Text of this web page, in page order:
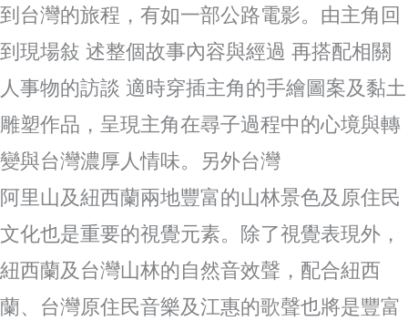
到台灣的旅程，有如一部公路電影。由主角回
到現場敍 述整個故事內容與經過 再搭配相關
人事物的訪談 適時穿插主角的手繪圖案及黏土
雕塑作品，呈現主角在尋子過程中的心境與轉
變與台灣濃厚人情味。另外台灣
阿里山及紐西蘭兩地豐富的山林景色及原住民
文化也是重要的視覺元素。除了視覺表現外，
紐西蘭及台灣山林的自然音效聲，配合紐西
蘭、台灣原住民音樂及江惠的歌聲也將是豐富